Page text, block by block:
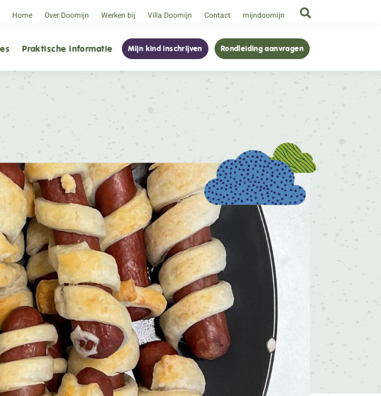
Home Over Doomijn Werken bij Villa Doomijn Contact mijndoomijn
Praktische informatie Mijn kind inschrijven Rondleiding aanvragen